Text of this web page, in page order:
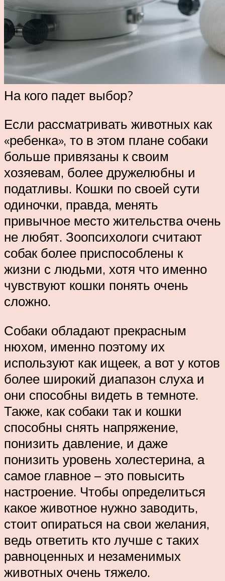
На кого падет выбор?
Если рассматривать животных как
«ребенка», то в этом плане собаки
больше привязаны к своим
хозяевам, более дружелюбны и
податливы. Кошки по своей сути
одиночки, правда, менять
привычное место жительства очень
не любят. Зоопсихологи считают
собак более приспособлены к
жизни с людьми, хотя что именно
чувствуют кошки понять очень
сложно.
Собаки обладают прекрасным
нюхом, именно поэтому их
используют как ищеек, а вот у котов
более широкий диапазон слуха и
они способны видеть в темноте.
Также, как собаки так и кошки
способны снять напряжение,
понизить давление, и даже
понизить уровень холестерина, а
самое главное – это повысить
настроение. Чтобы определиться
какое животное нужно заводить,
стоит опираться на свои желания,
ведь ответить кто лучше с таких
равноценных и незаменимых
животных очень тяжело.